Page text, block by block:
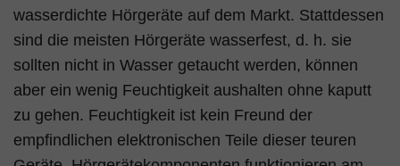
wasserdichte Hörgeräte auf dem Markt. Stattdessen
sind die meisten Hörgeräte wasserfest, d. h. sie
sollten nicht in Wasser getaucht werden, können
aber ein wenig Feuchtigkeit aushalten ohne kaputt
zu gehen. Feuchtigkeit ist kein Freund der
empfindlichen elektronischen Teile dieser teuren